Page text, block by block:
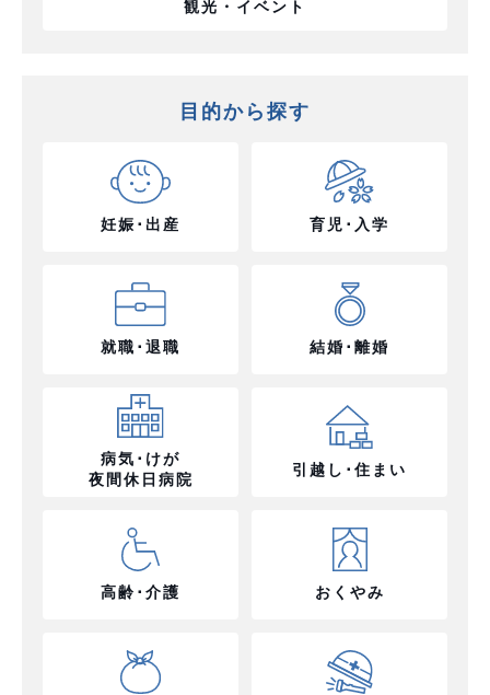
観光・イベント
目的から探す
妊娠･出産 育児･入学
就職･退職 結婚･離婚
病気･けが
夜間休日病院
引越し･住まい
高齢･介護 おくやみ